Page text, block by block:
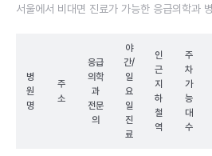
서울에서 비대면 진료가 가능한 응급의학과
병
원
명
주
소
응급
의학
과
전문
의
야
간/
일
요
일
진
료
인
근
지
하
철
역
주
차
가
능
대
수